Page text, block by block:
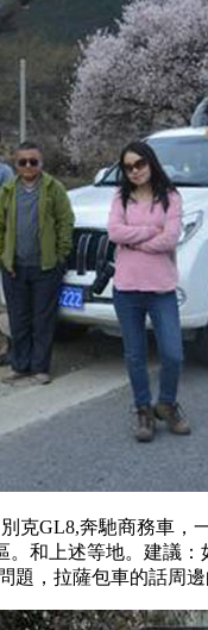
GL8,奔馳商務車，
和上述等地。建議
，拉薩包車的話周